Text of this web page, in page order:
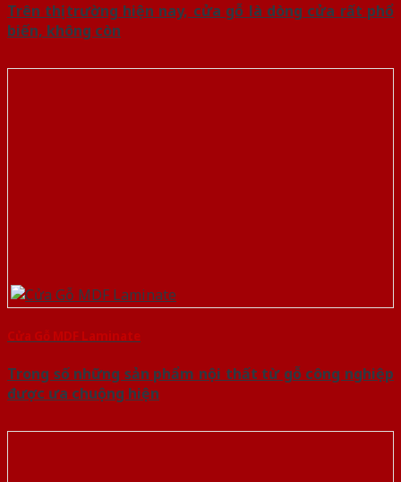
Trên thị trường hiện nay, cửa gỗ là dòng cửa rất phổ
biến, không còn
Cửa Gỗ MDF Laminate
Trong số những sản phẩm nội thất từ gỗ công nghiệp
được ưa chuộng hiện